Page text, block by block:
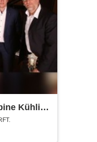
Kühlich
Tribute to